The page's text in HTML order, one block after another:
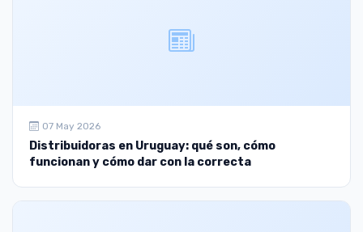
07 May 2026
Distribuidoras en Uruguay: qué son, cómo
funcionan y cómo dar con la correcta